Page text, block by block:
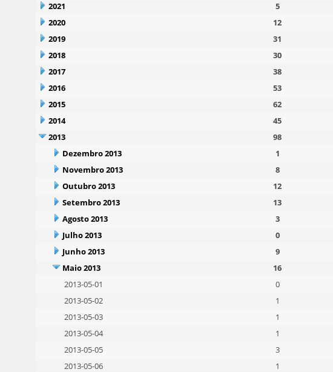
2021
5
2020
12
2019
31
2018
30
2017
38
2016
53
2015
62
2014
45
2013
98
Dezembro 2013
1
Novembro 2013
8
Outubro 2013
12
Setembro 2013
13
Agosto 2013
3
Julho 2013
0
Junho 2013
9
Maio 2013
16
2013-05-01
0
2013-05-02
1
2013-05-03
1
2013-05-04
1
2013-05-05
3
2013-05-06
1